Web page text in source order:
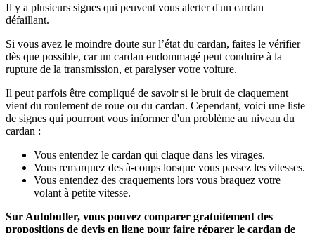
Il y a plusieurs signes qui peuvent vous alerter d'un cardan
défaillant.
Si vous avez le moindre doute sur l’état du cardan, faites le vérifier
dès que possible, car un cardan endommagé peut conduire à la
rupture de la transmission, et paralyser votre voiture.
Il peut parfois être compliqué de savoir si le bruit de claquement
vient du roulement de roue ou du cardan. Cependant, voici une liste
de signes qui pourront vous informer d'un problème au niveau du
cardan :
Vous entendez le cardan qui claque dans les virages.
Vous remarquez des à-coups lorsque vous passez les vitesses.
Vous entendez des craquements lors vous braquez votre
volant à petite vitesse.
Sur Autobutler, vous pouvez comparer gratuitement des
propositions de devis en ligne pour faire réparer le cardan de